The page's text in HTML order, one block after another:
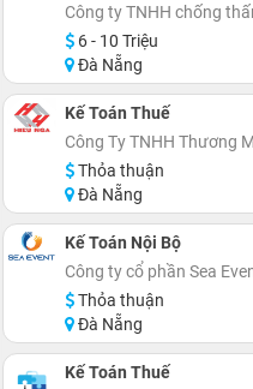
Công ty TNHH chống
6 - 10 Triệu
Đà Nẵng
Kế Toán Thuế
Công Ty TNHH Thương
Thỏa thuận
Đà Nẵng
Kế Toán Nội Bộ
Công ty cổ phần Sea
Thỏa thuận
Đà Nẵng
Kế Toán Thuế